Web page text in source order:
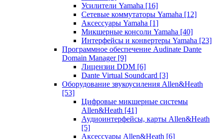
Усилители Yamaha [16]
Сетевые коммутаторы Yamaha [12]
Аксессуары Yamaha [1]
Микшерные консоли Yamaha [40]
Интерфейсы и конвертеры Yamaha [23]
Программное обеспечение Audinate Dante
Domain Manager [9]
Лицензии DDM [6]
Dante Virtual Soundcard [3]
Оборудование звукоусиления Allen&Heath
[53]
Цифровые микшерные системы
Allen&Heath [41]
Аудиоинтерфейсы, карты Allen&Heath
[5]
Аксессуары Allen&Heath [6]